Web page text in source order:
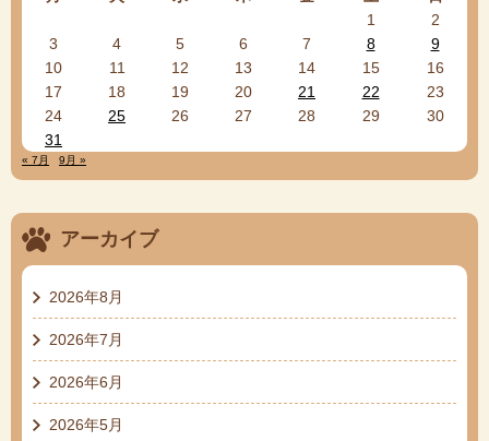
1
2
3
4 5 6 7 8
9
10
11 12 13 14 15
16
17
18 19 20 21 22
23
24
25 26 27 28 29
30
31
« 7月 9月 »
アーカイブ
2026年8月
2026年7月
2026年6月
2026年5月